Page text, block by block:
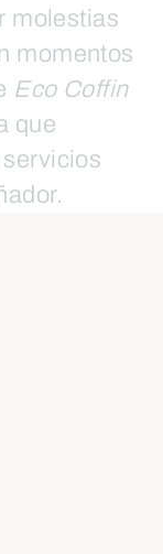
molestias
momentos
Eco Coffin
que